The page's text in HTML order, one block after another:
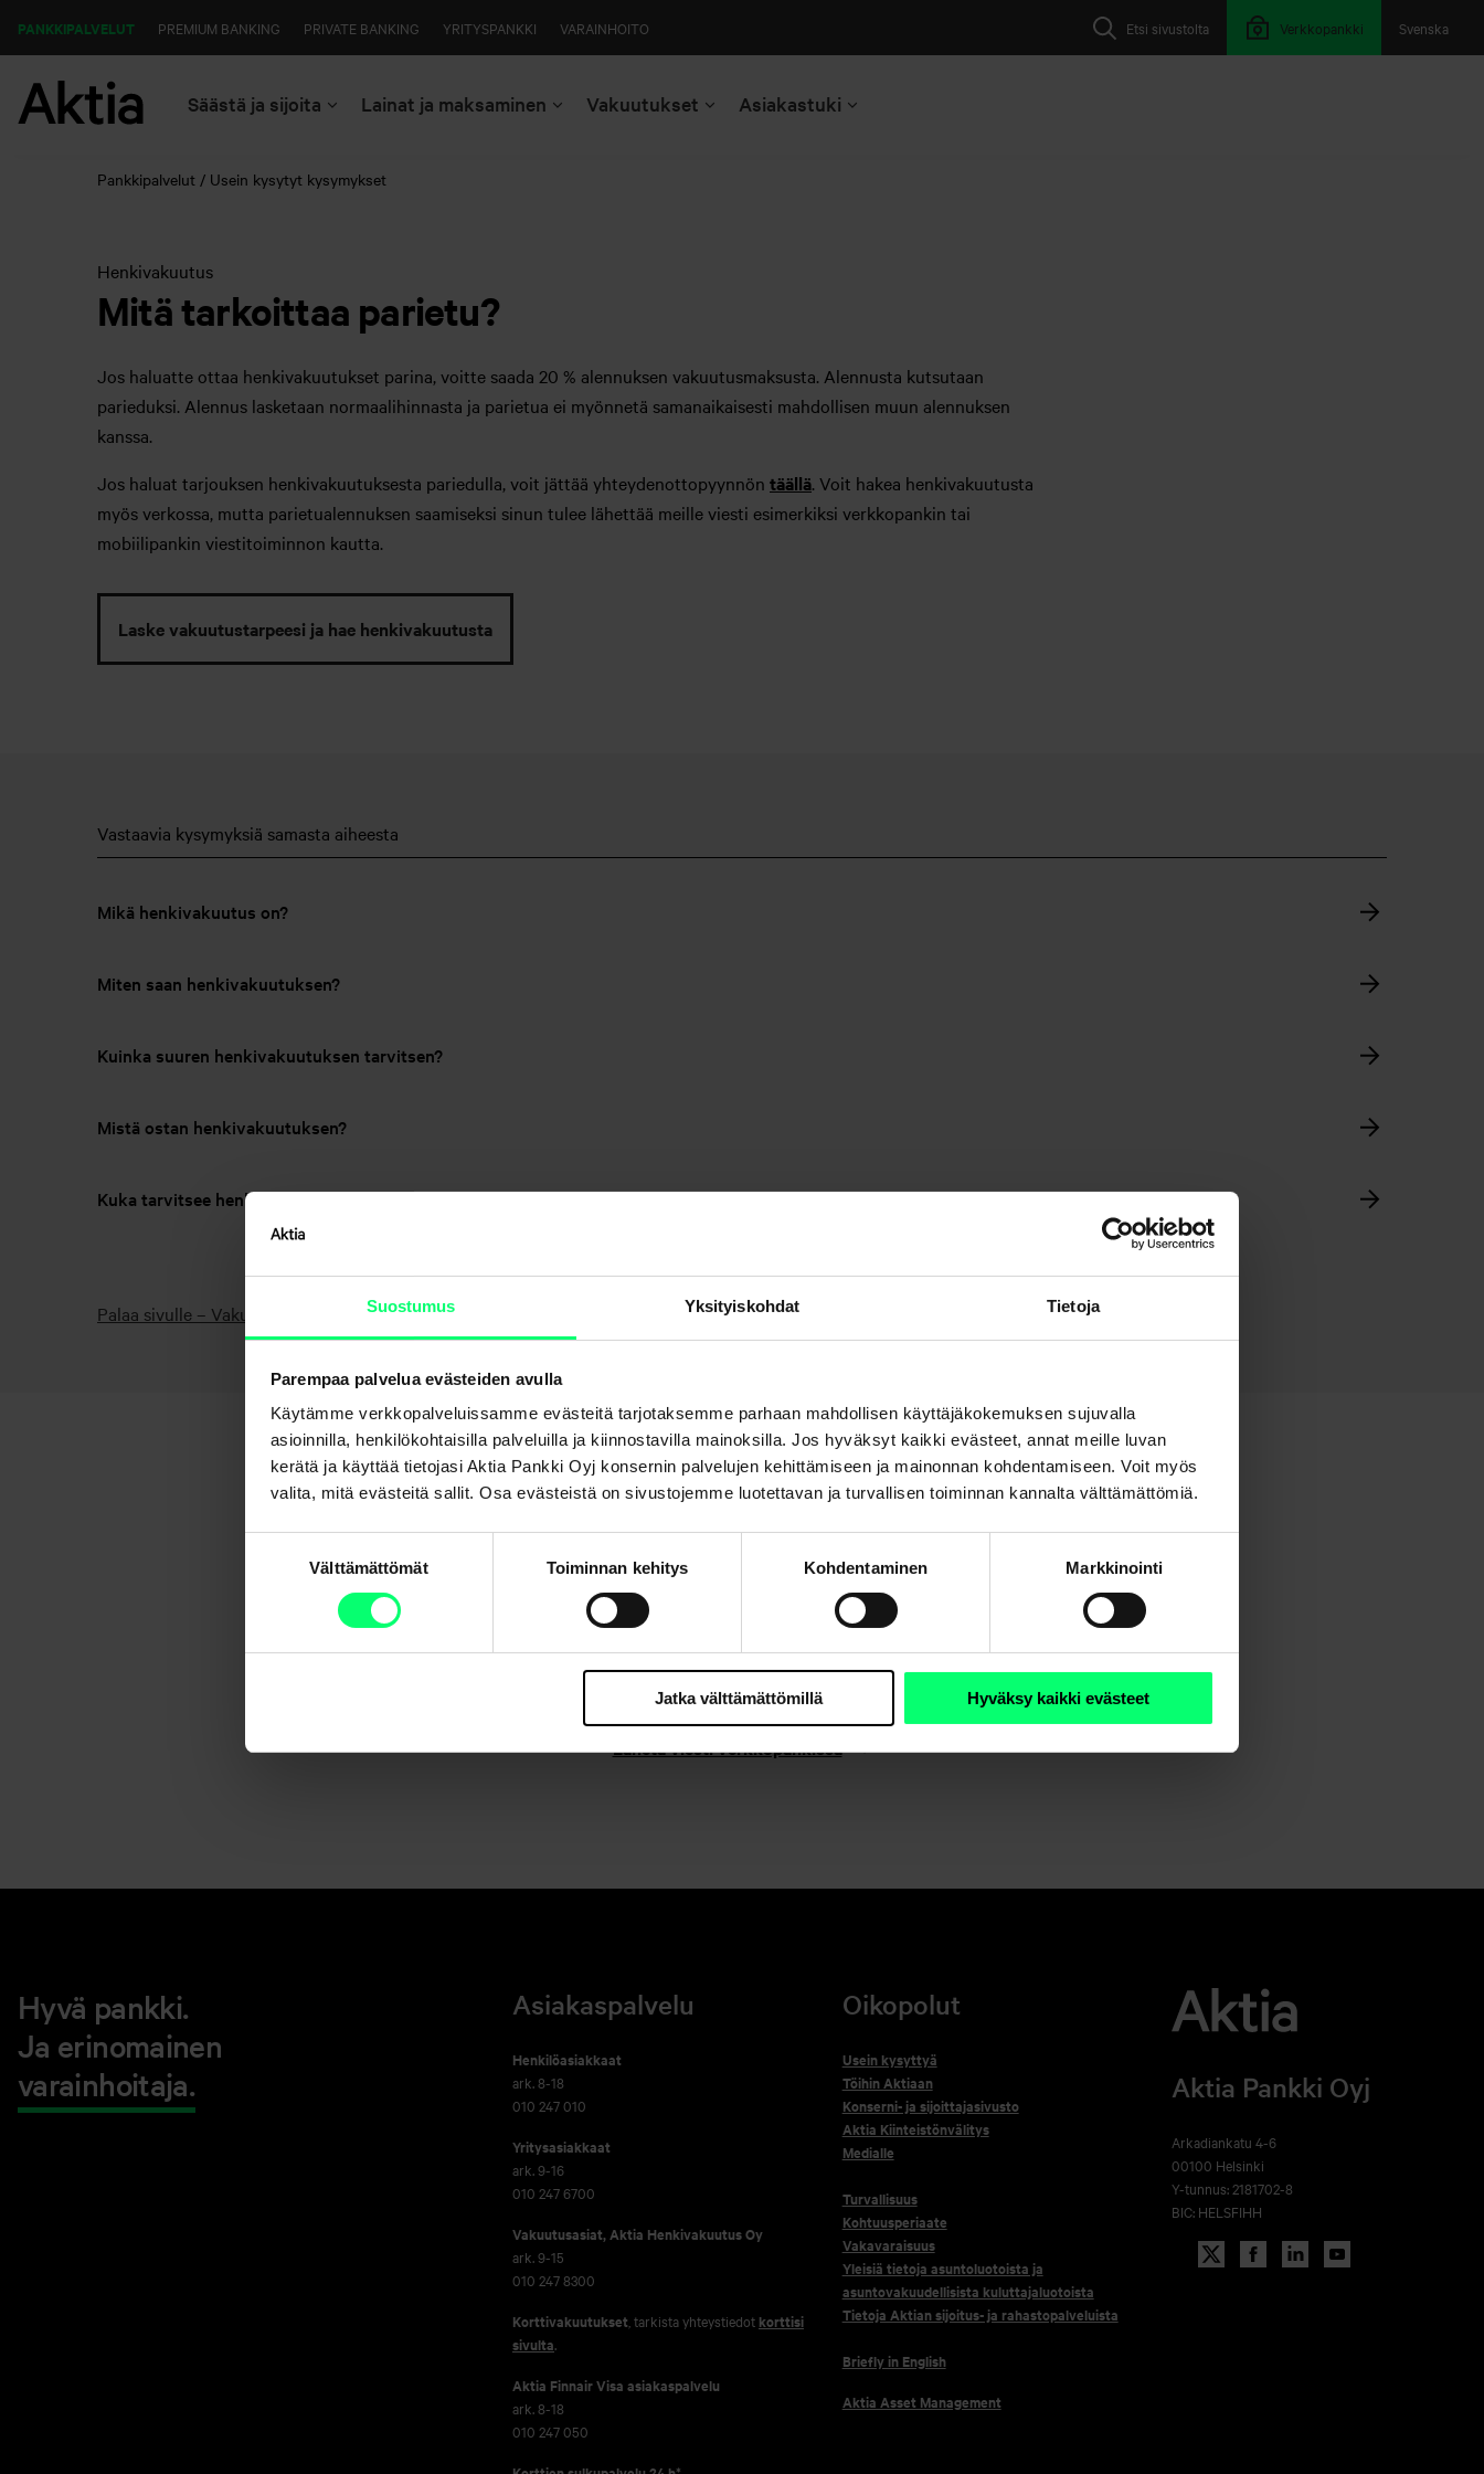
Suostumus Yksityiskohdat Tietoja
Parempaa palvelua evästeiden avulla
Käytämme verkkopalveluissamme evästeitä tarjotaksemme parhaan mahdollisen käyttäjäkokemuksen sujuvalla
asioinnilla, henkilökohtaisilla palveluilla ja kiinnostavilla mainoksilla. Jos hyväksyt kaikki evästeet, annat meille luvan
kerätä ja käyttää tietojasi Aktia Pankki Oyj konsernin palvelujen kehittämiseen ja mainonnan kohdentamiseen. Voit myös
valita, mitä evästeitä sallit. Osa evästeistä on sivustojemme luotettavan ja turvallisen toiminnan kannalta välttämättömiä.
Välttämättömät Toiminnan kehitys Kohdentaminen Markkinointi
Jatka välttämättömillä Hyväksy kaikki evästeet
Svenska
Etsi sivustolta Verkkopankki
PANKKIPALVELUT PREMIUM BANKING PRIVATE BANKING YRITYSPANKKI VARAINHOITO
Säästä ja sijoita Lainat ja maksaminen Vakuutukset Asiakastuki
Pankkipalvelut Usein kysytyt kysymykset
Henkivakuutus
Mitä tarkoittaa parietu?
Jos haluatte ottaa henkivakuutukset parina, voitte saada 20 % alennuksen vakuutusmaksusta. Alennusta kutsutaan
parieduksi. Alennus lasketaan normaalihinnasta ja parietua ei myönnetä samanaikaisesti mahdollisen muun alennuksen
kanssa.
Jos haluat tarjouksen henkivakuutuksesta pariedulla, voit jättää yhteydenottopyynnön täällä. Voit hakea henkivakuutusta
myös verkossa, mutta parietualennuksen saamiseksi sinun tulee lähettää meille viesti esimerkiksi verkkopankin tai
mobiilipankin viestitoiminnon kautta.
Laske vakuutustarpeesi ja hae henkivakuutusta
Vastaavia kysymyksiä samasta aiheesta
Mikä henkivakuutus on?
Miten saan henkivakuutuksen?
Kuinka suuren henkivakuutuksen tarvitsen?
Mistä ostan henkivakuutuksen?
Kuka tarvitsee henkivakuutuksen?
Palaa sivulle – Vakuutukset
Etkö löydä etsimääsi?
Asiakaspalvelu
Lähetä viesti verkkopankissa
Hyvä pankki.
Ja erinomainen
varainhoitaja.
Asiakaspalvelu
Henkilöasiakkaat
ark. 8-18
010 247 010
Yritysasiakkaat
ark. 9-16
010 247 6700
Vakuutusasiat, Aktia Henkivakuutus Oy
ark. 9-15
010 247 8300
Korttivakuutukset , tarkista yhteystiedot korttisi
sivulta.
Aktia Finnair Visa asiakaspalvelu
ark. 8-18
010 247 050
Oikopolut
Usein kysyttyä
Töihin Aktiaan
Konserni- ja sijoittajasivusto
Aktia Kiinteistönvälitys
Medialle
Turvallisuus
Kohtuusperiaate
Vakavaraisuus
Yleisiä tietoja asuntoluotoista ja
asuntovakuudellisista kuluttajaluotoista
Tietoja Aktian sijoitus- ja rahastopalveluista
Briefly in English
Aktia Asset Management
Aktia Pankki Oyj
Arkadiankatu 4-6
00100 Helsinki
Y-tunnus: 2181702-8
BIC: HELSFIHH